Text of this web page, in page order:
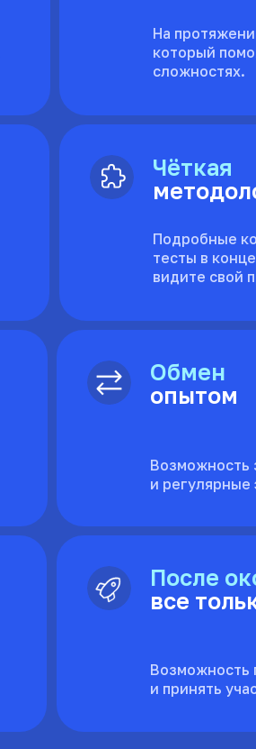
После
все
Возможность
и принять
Обмен
опытом
Возможность
и регулярные
Чёткая
Подробные
тесты в
видите свой
На
который
сложностях.